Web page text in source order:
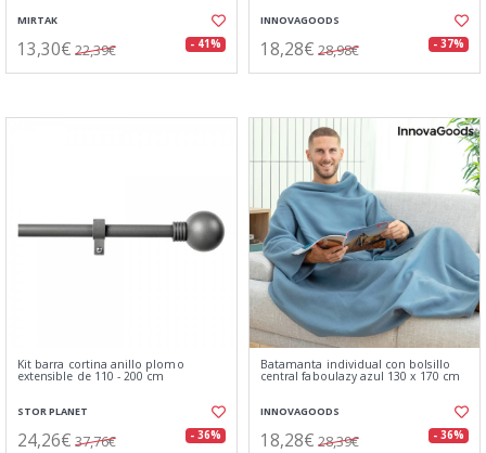
MIRTAK
13,30€ 22,39€ - 41%
INNOVAGOODS
18,28€ 28,98€ - 37%
Kit barra cortina anillo plomo
extensible de 110 - 200 cm
STOR PLANET
24,26€ 37,76€ - 36%
Batamanta individual con bolsillo
central faboulazy azul 130 x 170 cm
INNOVAGOODS
18,28€ 28,39€ - 36%